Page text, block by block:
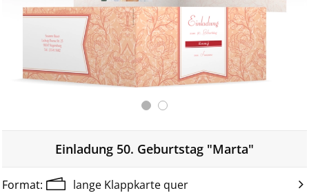
Einladung 50. Geburtstag "Marta"
lange Klappkarte quer